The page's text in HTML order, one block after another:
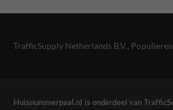
TrafficSupply Netherlands B.V.,
Huisnummerpaal.nl is onderdeel van